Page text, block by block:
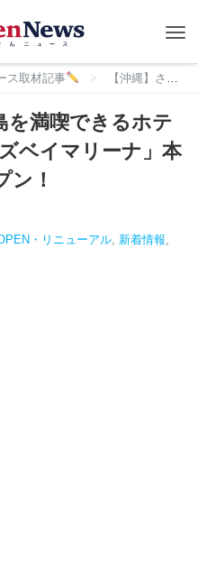
ス取材記事 【沖縄】さらに宮古島を満喫できるホテルへ「ホテル ブリーズベイマリーナ」本館リニューアルオープン！
を満喫できるホテ
ベイマリーナ」本
ン！
・リニューアル, 新着情報,